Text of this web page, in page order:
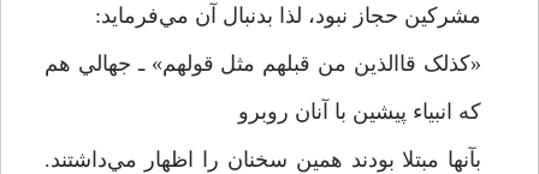
مشرکين حجاز نبود، لذا بدنبال آن مي‌فرمايد:
«کذلک قاالذين من قبلهم مثل قولهم» ـ جهالي هم
که انبياء پيشين با آنان روبرو
بآنها مبتلا بودند همين سخنان را اظهار مي‌داشتند.